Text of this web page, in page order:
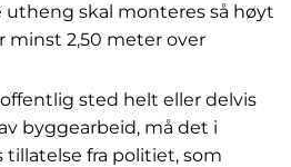
utheng skal monteres så høyt
minst 2,50 meter over
sted helt eller delvis
byggearbeid, må det i
fra politiet, som